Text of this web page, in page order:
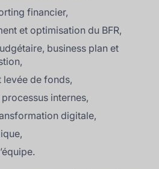
financier,
et optimisation du BFR,
business plan et
levée de fonds,
internes,
digitale,